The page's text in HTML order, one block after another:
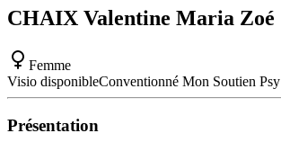
CHAIX Valentine Maria Zoé
Femme
Visio disponibleConventionné Mon Soutien Psy
Présentation